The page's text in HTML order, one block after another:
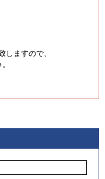
しますので、